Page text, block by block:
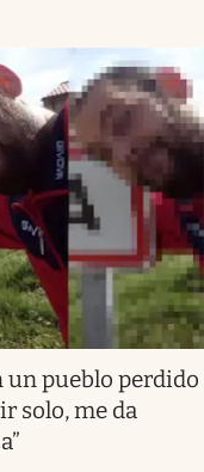
un pueblo perdido
solo, me da